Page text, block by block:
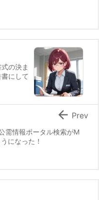
の決ま
にして
需情報ポータル検索がM
になった！
 Prev